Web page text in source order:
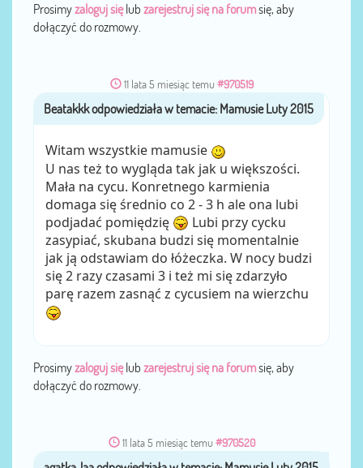
Prosimyzaloguj sięlub zarejestruj się na forumsię, aby
dołączyć do rozmowy.
11 lata 5 miesiąc temu #970519
przezBeatakkk
Witam wszystkie mamusie
U nas też to wygląda tak jak u większości.
Mała na cycu. Konretnego karmienia
domaga się średnio co 2 - 3 h ale ona lubi
podjadać pomiędzię
Lubi przy cycku
zasypiać, skubana budzi się momentalnie
jak ją odstawiam do łóżeczka. W nocy budzi
się 2 razy czasami 3 i też mi się zdarzyło
parę razem zasnąć z cycusiem na wierzchu
Prosimyzaloguj sięlub zarejestruj się na forumsię, aby
dołączyć do rozmowy.
11 lata 5 miesiąc temu #970520
przezagatka_laa